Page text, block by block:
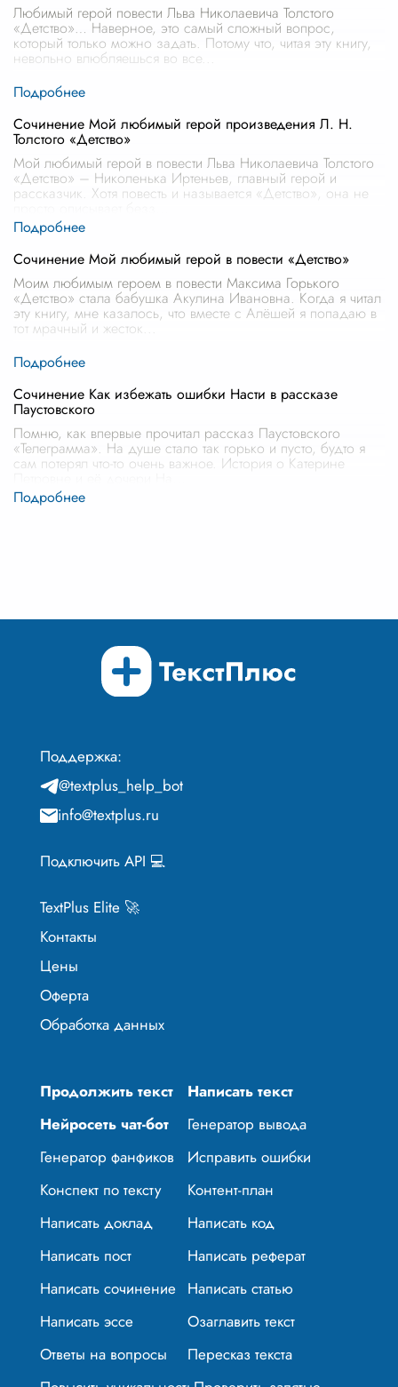
Любимый герой повести Льва Николаевича Толстого
«Детство»… Наверное, это самый сложный вопрос,
который только можно задать. Потому что, читая эту книгу,
невольно влюбляешься во все
Сочинение Мой любимый герой произведения Л. Н.
Толстого «Детство»
Мой любимый герой в повести Льва Николаевича Толстого
«Детство» – Николенька Иртеньев, главный герой и
рассказчик. Хотя повесть и называется «Детство», она не
Сочинение Мой любимый герой в повести «Детство»
Моим любимым героем в повести Максима Горького
«Детство» стала бабушка Акулина Ивановна. Когда я читал
эту книгу, мне казалось, что вместе с Алёшей я попадаю в
тот мрачный и жесток
Сочинение Как избежать ошибки Насти в рассказе
Паустовского
Помню, как впервые прочитал рассказ Паустовского
«Телеграмма». На душе стало так горько и пусто, будто я
сам потерял что-то очень важное. История о Катерине
Поддержка:
@textplus_help_bot
info@textplus.ru
Подключить API 💻
TextPlus Elite 🚀
Контакты
Цены
Оферта
Обработка данных
Продолжить текст
Написать текст
Нейросеть чат-бот
Генератор вывода
Генератор фанфиков
Исправить ошибки
Конспект по тексту
Контент-план
Написать доклад
Написать код
Написать пост
Написать реферат
Написать сочинение Написать статью
Написать эссе
Озаглавить текст
Ответы на вопросы
Пересказ текста